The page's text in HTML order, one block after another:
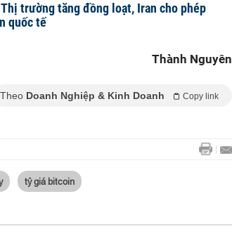
trường tăng đồng loạt, Iran cho phép
quốc tế
Thành Nguyên
Theo Doanh Nghiệp & Kinh Doanh Copy link
tỷ giá bitcoin